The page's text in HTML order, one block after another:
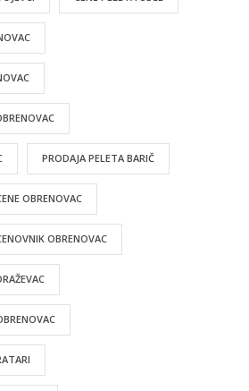
PRODAJA PELETA BARIČ
OBRENOVAC
OBRENOVAC